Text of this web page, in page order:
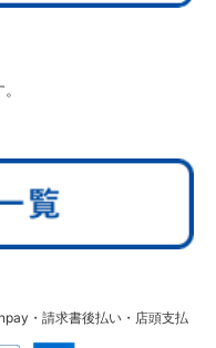
・請求書後払い・店頭支払